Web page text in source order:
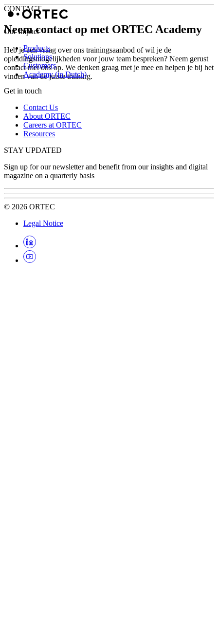
CONTACT
Neem contact op met ORTEC Academy
Heb je een vraag over ons trainingsaanbod of wil je de
opleidingsmogelijkheden voor jouw team bespreken? Neem gerust
contact met ons op. We denken graag met je mee en helpen je bij het
vinden van de juiste training.
Our Impact
Products
Solutions
Customers
Academy (in Dutch)
Get in touch
Contact Us
About ORTEC
Careers at ORTEC
Resources
STAY UPDATED
Sign up for our newsletter and benefit from our insights and digital
magazine on a quarterly basis
© 2026 ORTEC
Legal Notice